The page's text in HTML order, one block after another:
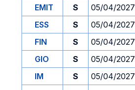
EMIT
S 05/04/2027
ESS
S 05/04/2027
FIN
S 05/04/2027
GIO
S 05/04/2027
IM
S 05/04/2027